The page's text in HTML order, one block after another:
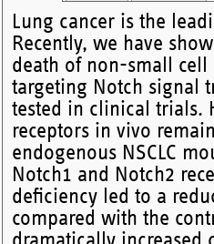
Lung cancer is the
Recently, we have
death of non-small cell
targeting Notch signal
tested in clinical trials.
receptors in vivo
endogenous NSCLC
Notch1 and Notch2
deficiency led to a
compared with the